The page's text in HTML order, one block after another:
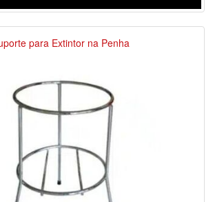
para Extintor na Penha